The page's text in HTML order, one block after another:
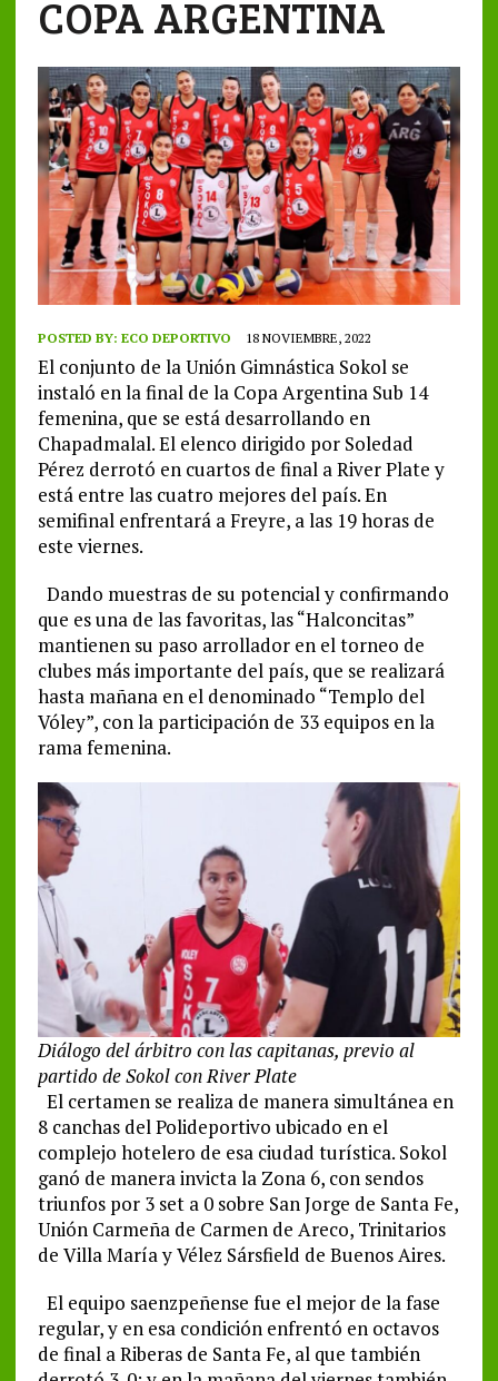
COPA ARGENTINA
POSTED BY: ECO DEPORTIVO 18 NOVIEMBRE, 2022
El conjunto de la Unión Gimnástica Sokol se
instaló en la final de la Copa Argentina Sub 14
femenina, que se está desarrollando en
Chapadmalal. El elenco dirigido por Soledad
Pérez derrotó en cuartos de final a River Plate y
está entre las cuatro mejores del país. En
semifinal enfrentará a Freyre, a las 19 horas de
este viernes.
Dando muestras de su potencial y confirmando
que es una de las favoritas, las “Halconcitas”
mantienen su paso arrollador en el torneo de
clubes más importante del país, que se realizará
hasta mañana en el denominado “Templo del
Vóley”, con la participación de 33 equipos en la
rama femenina.
Diálogo del árbitro con las capitanas, previo al
partido de Sokol con River Plate
El certamen se realiza de manera simultánea en
8 canchas del Polideportivo ubicado en el
complejo hotelero de esa ciudad turística. Sokol
ganó de manera invicta la Zona 6, con sendos
triunfos por 3 set a 0 sobre San Jorge de Santa Fe,
Unión Carmeña de Carmen de Areco, Trinitarios
de Villa María y Vélez Sársfield de Buenos Aires.
El equipo saenzpeñense fue el mejor de la fase
regular, y en esa condición enfrentó en octavos
de final a Riberas de Santa Fe, al que también